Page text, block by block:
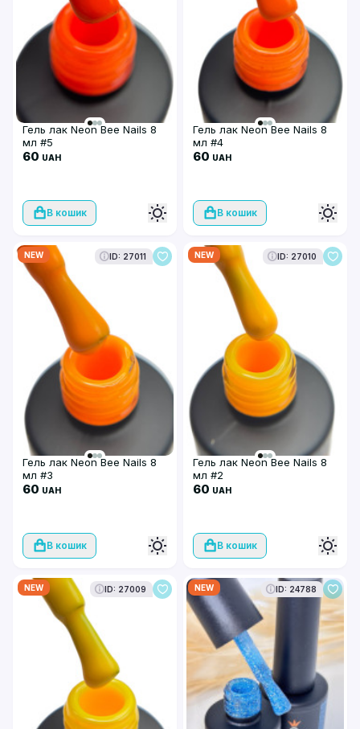
Гель лак Neon Bee Nails 8
мл #5
60 UAH
В кошик
Гель лак Neon Bee Nails 8
мл #4
60 UAH
В кошик
NEW ID: 27011
Гель лак Neon Bee Nails 8
мл #3
60 UAH
В кошик
NEW ID: 27010
Гель лак Neon Bee Nails 8
мл #2
60 UAH
В кошик
NEW ID: 27009 NEW ID: 24788